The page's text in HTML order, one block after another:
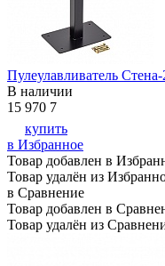
Пулеулавливатель
В наличии
15 970 7
купить
в Избранное
Товар добавлен в
Товар удалён из
в Сравнение
Товар добавлен в
Товар удалён из